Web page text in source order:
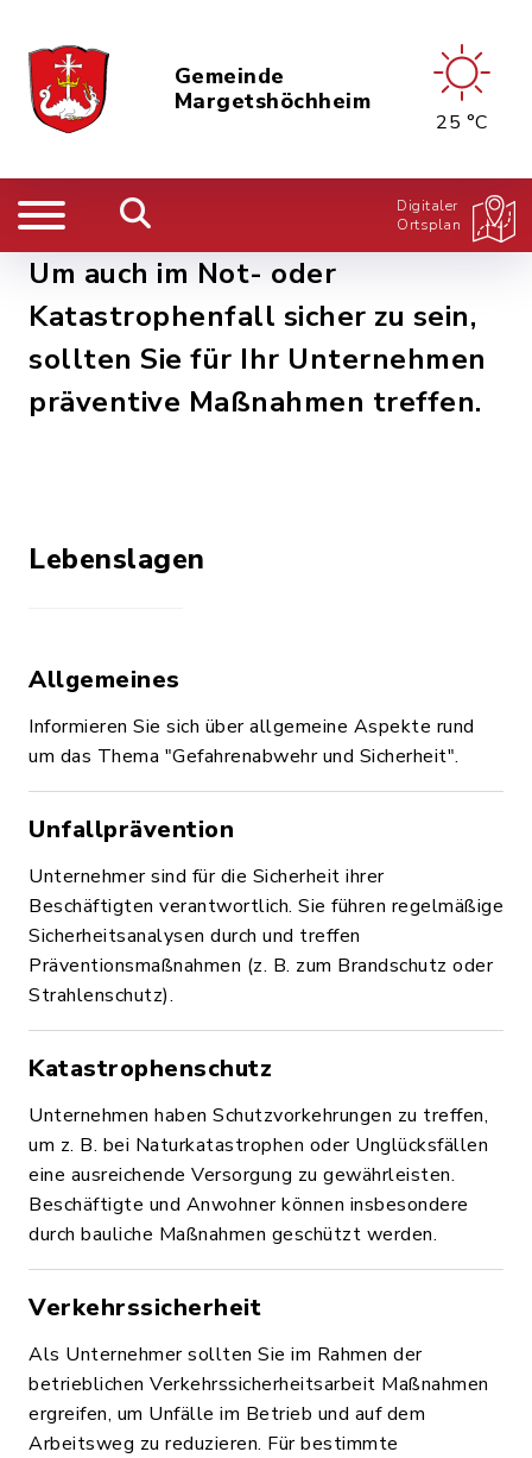
Gemeinde
Margetshöchheim
25 °C
Digitaler
Ortsplan
Um auch im Not- oder
Katastrophenfall sicher zu sein,
sollten Sie für Ihr Unternehmen
präventive Maßnahmen treffen.
Lebenslagen
Allgemeines
Informieren Sie sich über allgemeine Aspekte rund
um das Thema "Gefahrenabwehr und Sicherheit".
Unfallprävention
Unternehmer sind für die Sicherheit ihrer
Beschäftigten verantwortlich. Sie führen regelmäßige
Sicherheitsanalysen durch und treffen
Präventionsmaßnahmen (z. B. zum Brandschutz oder
Strahlenschutz).
Katastrophenschutz
Unternehmen haben Schutzvorkehrungen zu treffen,
um z. B. bei Naturkatastrophen oder Unglücksfällen
eine ausreichende Versorgung zu gewährleisten.
Beschäftigte und Anwohner können insbesondere
durch bauliche Maßnahmen geschützt werden.
Verkehrssicherheit
Als Unternehmer sollten Sie im Rahmen der
betrieblichen Verkehrssicherheitsarbeit Maßnahmen
ergreifen, um Unfälle im Betrieb und auf dem
Arbeitsweg zu reduzieren. Für bestimmte